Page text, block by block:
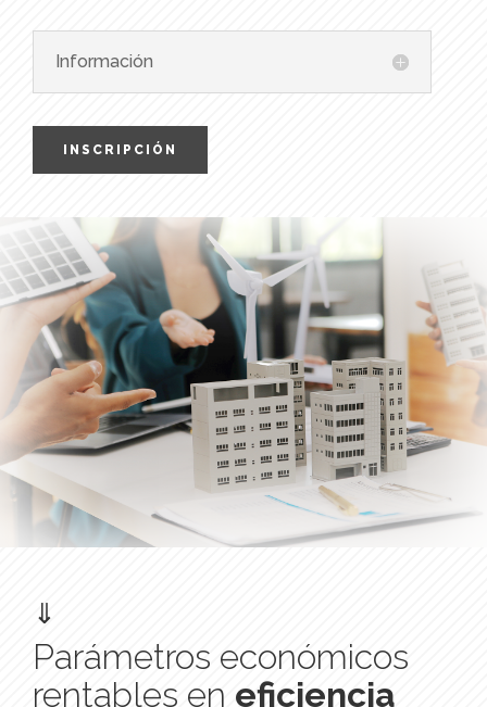
Información
INSCRIPCIÓN
⇓
Parámetros económicos
rentables en eficiencia